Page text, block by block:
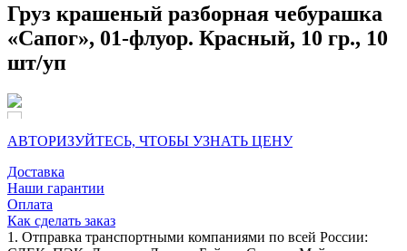
Груз крашеный разборная чебурашка
«Сапог», 01-флуор. Красный, 10 гр., 10
шт/уп
АВТОРИЗУЙТЕСЬ, ЧТОБЫ УЗНАТЬ ЦЕНУ
Доставка
Наши гарантии
Оплата
Как сделать заказ
1. Отправка транспортными компаниями по всей России: